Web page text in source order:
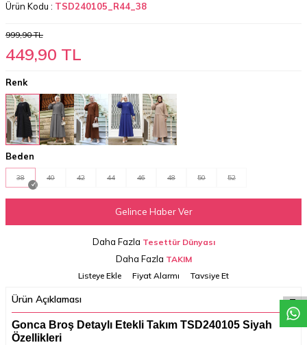
Ürün Kodu : TSD240105_R44_38
999,90TL
449,90 TL
Renk
Beden
38 40 42 44 46 48 50 52
Gelince Haber Ver
Daha Fazla Tesettür Dünyası
Daha Fazla TAKIM
Listeye Ekle
Fiyat Alarmı Tavsiye Et
Ürün Açıklaması
Gonca Broş Detaylı Etekli Takım TSD240105 Siyah
Özellikleri